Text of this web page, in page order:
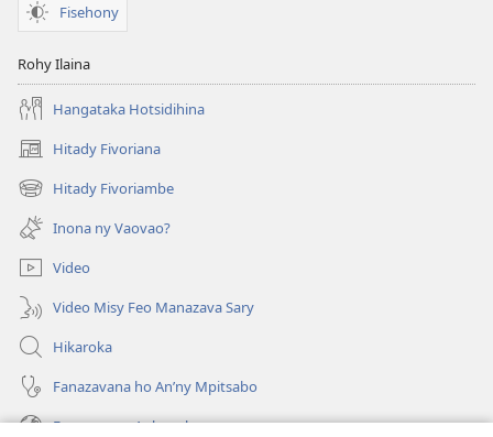
Fisehony
Rohy Ilaina
Hangataka Hotsidihina
Hitady Fivoriana
(manokatra
rohy) Hitady Fivoriambe
(manokatra
rohy) Inona ny Vaovao?
Video
Video Misy Feo Manazava Sary
Hikaroka
Fanazavana ho An’ny Mpitsabo
Fanazavana Ankapobeny